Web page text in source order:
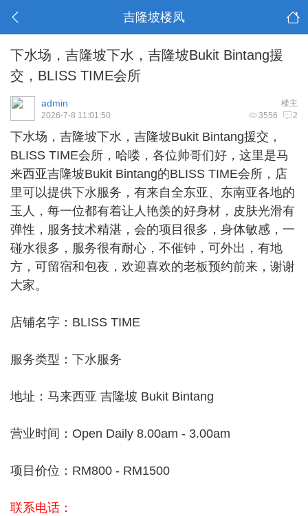
吉隆坡楼凤
下水场，吉隆坡下水，吉隆坡Bukit Bintang援
交，BLISS TIME会所
楼主
admin
3556 2
2026-7-8 11:01:50
下水场， 吉隆坡下水 ，吉隆坡Bukit Bintang援交，
BLISS TIME会所，哈喽，各位帅哥们好，这里是马
来西亚吉隆坡Bukit Bintang的BLISS TIME会所，店
里可以提供下水服务，有来自全东亚、东南亚各地的
玉人，每一位都有着让人艳羡的好身材，皮肤光滑有
弹性，服务技术精湛，会的项目很多，身体敏感，一
碰水很多，服务很有耐心，不催钟，可外出，有地
方，可留宿和包夜，欢迎喜欢的老板预约前来，谢谢
大家。
店铺名字：BLISS TIME
服务类型：下水服务
地址：马来西亚 吉隆坡 Bukit Bintang
营业时间：Open Daily 8.00am - 3.00am
项目价位：RM800 - RM1500
联系电话：